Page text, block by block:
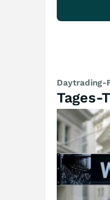
Daytrading-
Tages-